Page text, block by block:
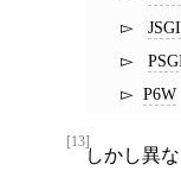
JSGI
P6W
[13]
しかし異